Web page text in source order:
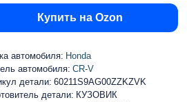
автомобиля: Honda
автомобиля: CR-V
детали: 60211S9AG00ZZKZVK
детали: КУЗОВИК
Купить на Ozon